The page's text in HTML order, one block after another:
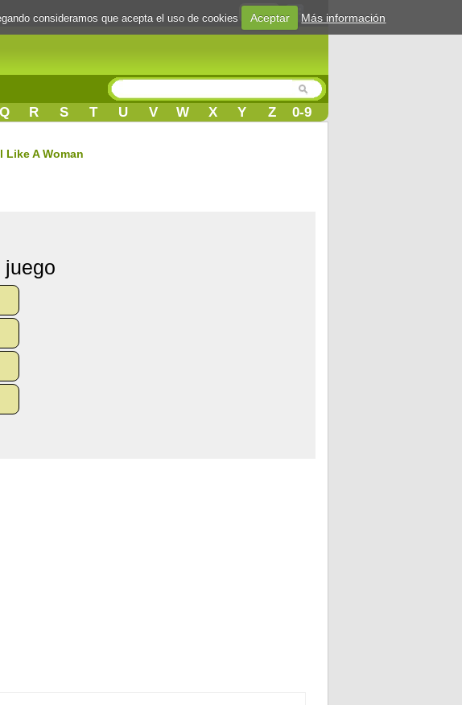
Login
Q R S T U V W X Y Z 0-9
Like A Woman
juego
consideramos que acepta el uso de cookies Aceptar Más información